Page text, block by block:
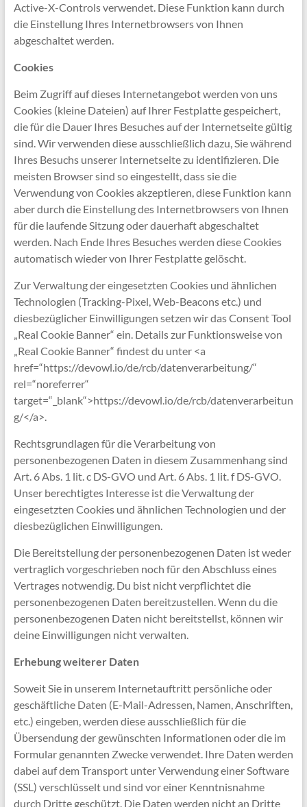
Active-X-Controls verwendet. Diese Funktion kann durch
die Einstellung Ihres Internetbrowsers von Ihnen
abgeschaltet werden.
Cookies
Beim Zugriff auf dieses Internetangebot werden von uns
Cookies (kleine Dateien) auf Ihrer Festplatte gespeichert,
die für die Dauer Ihres Besuches auf der Internetseite gültig
sind. Wir verwenden diese ausschließlich dazu, Sie während
Ihres Besuchs unserer Internetseite zu identifizieren. Die
meisten Browser sind so eingestellt, dass sie die
Verwendung von Cookies akzeptieren, diese Funktion kann
aber durch die Einstellung des Internetbrowsers von Ihnen
für die laufende Sitzung oder dauerhaft abgeschaltet
werden. Nach Ende Ihres Besuches werden diese Cookies
automatisch wieder von Ihrer Festplatte gelöscht.
Zur Verwaltung der eingesetzten Cookies und ähnlichen
Technologien (Tracking-Pixel, Web-Beacons etc.) und
diesbezüglicher Einwilligungen setzen wir das Consent Tool
„Real Cookie Banner“ ein. Details zur Funktionsweise von
„Real Cookie Banner“ findest du unter <a
href=“https://devowl.io/de/rcb/datenverarbeitung/“
rel=“noreferrer“
target=“_blank“>https://devowl.io/de/rcb/datenverarbeitun
g/</a>.
Rechtsgrundlagen für die Verarbeitung von
personenbezogenen Daten in diesem Zusammenhang sind
Art. 6 Abs. 1 lit. c DS-GVO und Art. 6 Abs. 1 lit. f DS-GVO.
Unser berechtigtes Interesse ist die Verwaltung der
eingesetzten Cookies und ähnlichen Technologien und der
diesbezüglichen Einwilligungen.
Die Bereitstellung der personenbezogenen Daten ist weder
vertraglich vorgeschrieben noch für den Abschluss eines
Vertrages notwendig. Du bist nicht verpflichtet die
personenbezogenen Daten bereitzustellen. Wenn du die
personenbezogenen Daten nicht bereitstellst, können wir
deine Einwilligungen nicht verwalten.
Erhebung weiterer Daten
Soweit Sie in unserem Internetauftritt persönliche oder
geschäftliche Daten (E-Mail-Adressen, Namen, Anschriften,
etc.) eingeben, werden diese ausschließlich für die
Übersendung der gewünschten Informationen oder die im
Formular genannten Zwecke verwendet. Ihre Daten werden
dabei auf dem Transport unter Verwendung einer Software
(SSL) verschlüsselt und sind vor einer Kenntnisnahme
durch Dritte geschützt. Die Daten werden nicht an Dritte